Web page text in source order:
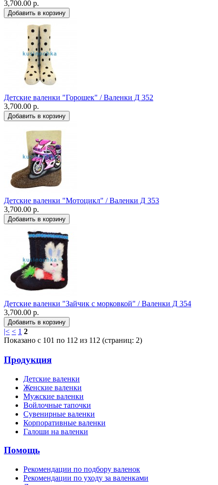
3,700.00 р.
Детские валенки "Горошек" / Валенки Д 352
3,700.00 р.
Детские валенки "Мотоцикл" / Валенки Д 353
3,700.00 р.
Детские валенки "Зайчик с морковкой" / Валенки Д 354
3,700.00 р.
|< < 1 2
Показано с 101 по 112 из 112 (страниц: 2)
Продукция
Детские валенки
Женские валенки
Мужские валенки
Войлочные тапочки
Сувенирные валенки
Корпоративные валенки
Галоши на валенки
Помощь
Рекомендации по подбору валенок
Рекомендации по уходу за валенками